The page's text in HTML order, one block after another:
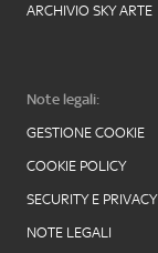
ARCHIVIO SKY ARTE
Note legali:
GESTIONE COOKIE
COOKIE POLICY
SECURITY E PRIVACY
NOTE LEGALI